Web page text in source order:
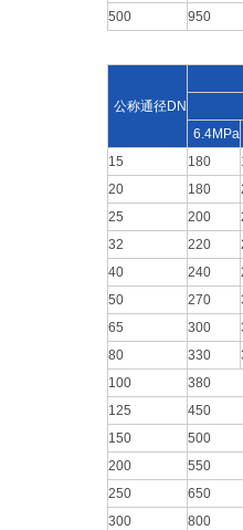
500
950
公称通径DN
6.4MPa
15
180
20
180
25
200
32
220
40
240
50
270
65
300
80
330
100
380
125
450
150
500
200
550
250
650
300
800